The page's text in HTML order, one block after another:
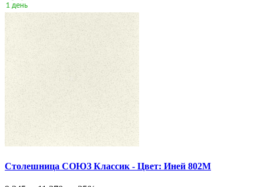
Столешница СОЮЗ Классик - Цвет: Иней 802М